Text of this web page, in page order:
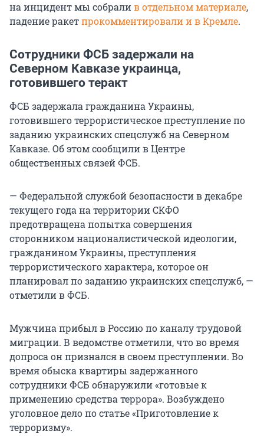
на инцидент мы собралив отдельном материале,
падение ракетпрокомментировали и в Кремле.
Сотрудники ФСБ задержали на
Северном Кавказе украинца,
готовившего теракт
ФСБ задержала гражданина Украины,
готовившего террористическое преступление по
заданию украинских спецслужб на Северном
Кавказе. Об этом сообщили в Центре
общественных связей ФСБ.
— Федеральной службой безопасности в декабре
текущего года на территории СКФО
предотвращена попытка совершения
сторонником националистической идеологии,
гражданином Украины, преступления
террористического характера, которое он
планировал по заданию украинских спецслужб, —
отметили в ФСБ.
Мужчина прибыл в Россию по каналу трудовой
миграции. В ведомстве отметили, что во время
допроса он признался в своем преступлении. Во
время обыска квартиры задержанного
сотрудники ФСБ обнаружили «готовые к
применению средства террора». Возбуждено
уголовное дело по статье «Приготовление к
терроризму».